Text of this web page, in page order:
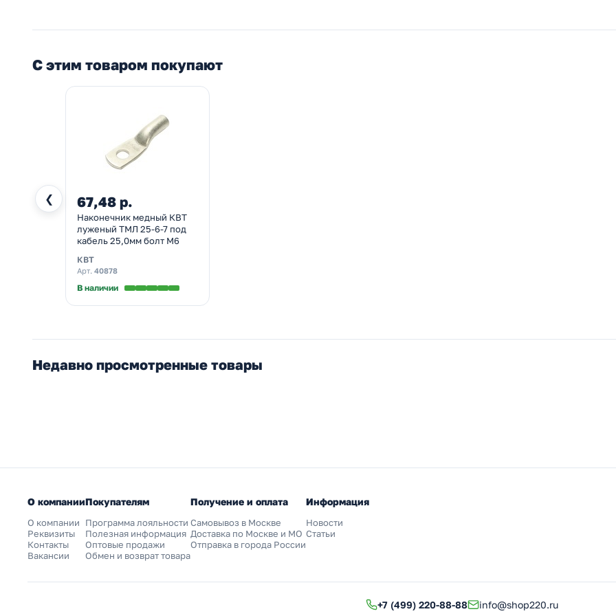
С этим товаром покупают
❮ 67,48 р.
Наконечник медный КВТ
луженый ТМЛ 25-6-7 под
кабель 25,0мм болт М6
КВТ
Арт. 40878
В наличии
Недавно просмотренные товары
О компании
О компании
Реквизиты
Контакты
Вакансии
Покупателям
Программа лояльности
Полезная информация
Оптовые продажи
Обмен и возврат товара
Получение и оплата
Самовывоз в Москве
Доставка по Москве и МО
Отправка в города России
Информация
Новости
Статьи
+7 (499) 220-88-88 info@shop220.ru